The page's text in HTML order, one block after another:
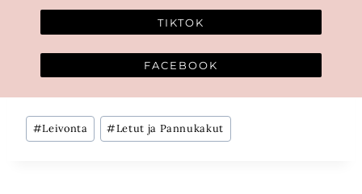
TIKTOK
FACEBOOK
Avainsanat:
#Leivonta #Letut ja Pannukakut